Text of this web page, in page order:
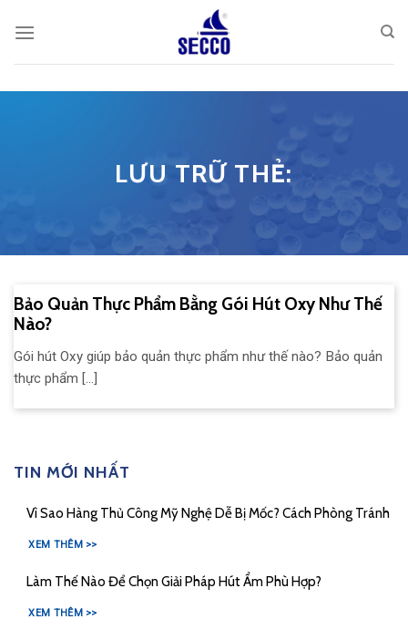
LƯU TRỮ THẺ:
Bảo Quản Thực Phẩm Bằng Gói Hút Oxy Như Thế
Nào?
Gói hút Oxy giúp bảo quản thực phẩm như thế nào? Bảo quản
thực phẩm [...]
TIN MỚI NHẤT
Vì Sao Hàng Thủ Công Mỹ Nghệ Dễ Bị Mốc? Cách Phòng Tránh
XEM THÊM >>
Làm Thế Nào Để Chọn Giải Pháp Hút Ẩm Phù Hợp?
XEM THÊM >>